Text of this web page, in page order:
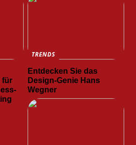
für
TRENDS
Entdecken Sie das
Design-Genie Hans
Wegner